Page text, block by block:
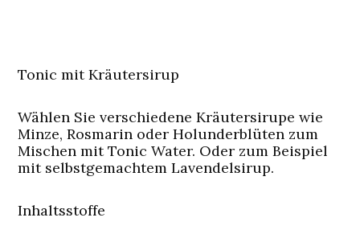
Tonic mit Kräutersirup
Wählen Sie verschiedene Kräutersirupe wie
Minze, Rosmarin oder Holunderblüten zum
Mischen mit Tonic Water. Oder zum Beispiel
mit selbstgemachtem Lavendelsirup.
Inhaltsstoffe